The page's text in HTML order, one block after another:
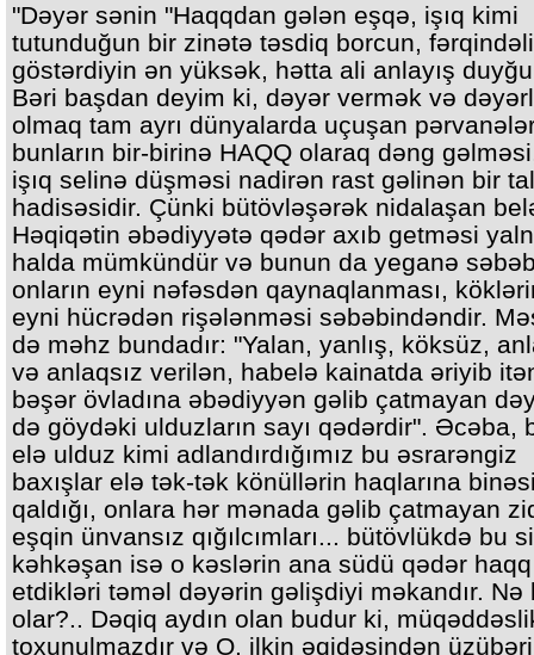
"Dəyər sənin "Haqqdan gələn eşqə, işıq kimi
tutunduğun bir zinətə təsdiq borcun,
göstərdiyin ən yüksək, hətta ali anlayış
Bəri başdan deyim ki, dəyər vermək və
olmaq tam ayrı dünyalarda uçuşan
bunların bir-birinə HAQQ olaraq dəng
işıq selinə düşməsi nadirən rast gəlinən bir
hadisəsidir. Çünki bütövləşərək nidalaşan
Həqiqətin əbədiyyətə qədər axıb getməsi
halda mümkündür və bunun da yeganə
onların eyni nəfəsdən qaynaqlanması,
eyni hücrədən rişələnməsi səbəbindəndir.
də məhz bundadır: "Yalan, yanlış, köksüz,
və anlaqsız verilən, habelə kainatda əriyib
bəşər övladına əbədiyyən gəlib çatmayan
də göydəki ulduzların sayı qədərdir". Əcəba,
elə ulduz kimi adlandırdığımız bu əsrarəngiz
baxışlar elə tək-tək könüllərin haqlarına
qaldığı, onlara hər mənada gəlib çatmayan
eşqin ünvansız qığılcımları... bütövlükdə bu
kəhkəşan isə o kəslərin ana südü qədər haqq
etdikləri təməl dəyərin gəlişdiyi məkandır. Nə
olar?.. Dəqiq aydın olan budur ki,
toxunulmazdır və O, ilkin əqidəsindən